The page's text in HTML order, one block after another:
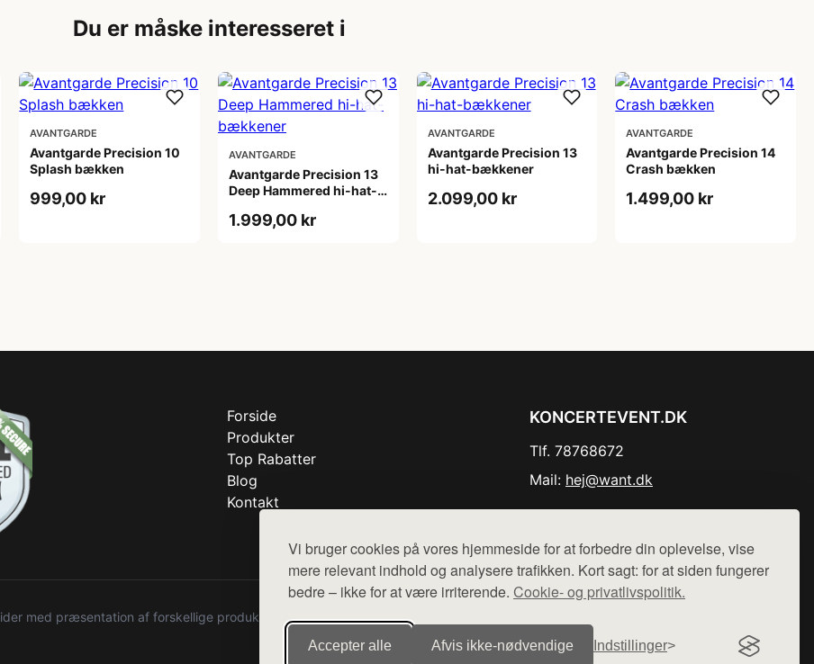
Vi bruger cookies på vores hjemmeside for at forbedre din oplevelse, vise
mere relevant indhold og analysere trafikken. Kort sagt: for at siden fungerer
bedre – ikke for at være irriterende. Cookie- og privatlivspolitik.
Accepter alle Afvis ikke‑nødvendige Indstillinger
Du er måske interesseret i
AVANTGARDE
Avantgarde Precision 10
Splash bækken
999,00 kr
AVANTGARDE
Avantgarde Precision 13
Deep Hammered hi-hat-
1.999,00 kr
AVANTGARDE
Avantgarde Precision 13
hi-hat-bækkener
2.099,00 kr
AVANTGARDE
Avantgarde Precision 14
Crash bækken
1.499,00 kr
Forside
Produkter
Top Rabatter
Blog
Kontakt
KONCERTEVENT.DK
Tlf. 78768672
Mail: hej@want.dk
med præsentation af forskellige produkter fra diverse webshops. Der sælges ikke varer fra denne side - vi henviser til de shops,